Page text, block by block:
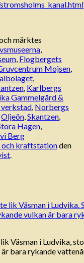
märktes
,
, Flogbergets
Mojsen,
,
, Karlbergs
Gammelgård &
, Norbergs
Oljeön,Skantzen,
Hagen,
Berg
och kraftstationden
.
Väsman i Ludvika,
bara rykande